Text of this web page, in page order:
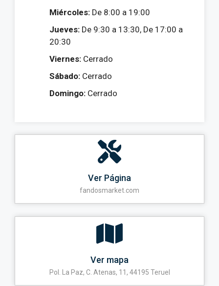
Miércoles: De 8:00 a 19:00
Jueves: De 9:30 a 13:30, De 17:00 a
20:30
Viernes: Cerrado
Sábado: Cerrado
Domingo: Cerrado
Ver Página
fandosmarket.com
Ver mapa
Pol. La Paz, C. Atenas, 11, 44195 Teruel